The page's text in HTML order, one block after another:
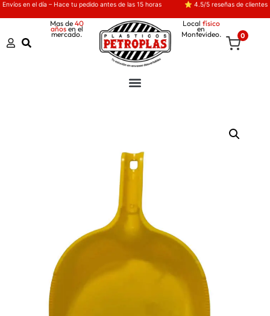
Envíos en el día – Hace tu pedido antes de las 15 horas ⭐ 4.5/5 reseñas de clientes
Mas de 40
añosen el
mercado.
Local físico
en
Montevideo. 0